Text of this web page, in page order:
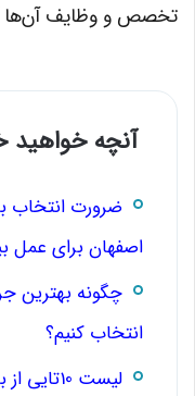
تخصص و وظایف آن‌ها
آنچه خواهید
ضرورت انتخاب
اصفهان برای عمل
چگونه بهترین
انتخاب کنیم؟
لیست